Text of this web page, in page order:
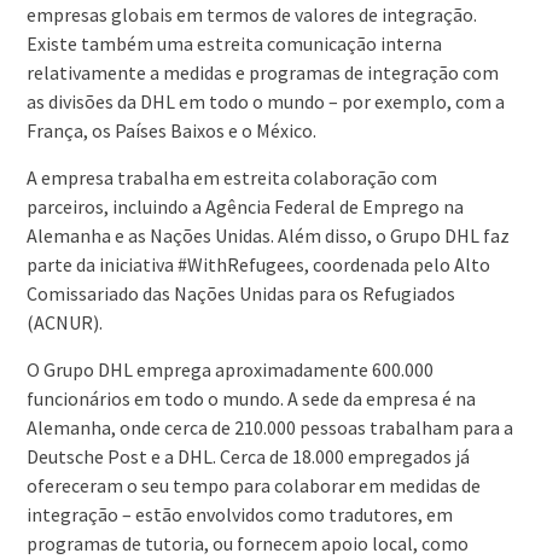
empresas globais em termos de valores de integração.
Existe também uma estreita comunicação interna
relativamente a medidas e programas de integração com
as divisões da DHL em todo o mundo – por exemplo, com a
França, os Países Baixos e o México.
A empresa trabalha em estreita colaboração com
parceiros, incluindo a Agência Federal de Emprego na
Alemanha e as Nações Unidas. Além disso, o Grupo DHL faz
parte da iniciativa #WithRefugees, coordenada pelo Alto
Comissariado das Nações Unidas para os Refugiados
(ACNUR).
O Grupo DHL emprega aproximadamente 600.000
funcionários em todo o mundo. A sede da empresa é na
Alemanha, onde cerca de 210.000 pessoas trabalham para a
Deutsche Post e a DHL. Cerca de 18.000 empregados já
ofereceram o seu tempo para colaborar em medidas de
integração – estão envolvidos como tradutores, em
programas de tutoria, ou fornecem apoio local, como